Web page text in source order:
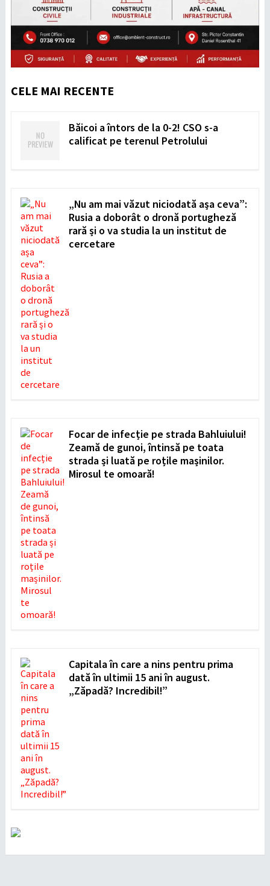
CELE MAI RECENTE
Băicoi a întors de la 0-2! CSO s-a
calificat pe terenul Petrolului
„Nu am mai văzut niciodată așa ceva”:
Rusia a doborât o dronă portugheză
rară și o va studia la un institut de
cercetare
Focar de infecție pe strada Bahluiului!
Zeamă de gunoi, întinsă pe toata
strada și luată pe roțile mașinilor.
Mirosul te omoară!
Capitala în care a nins pentru prima
dată în ultimii 15 ani în august.
„Zăpadă? Incredibil!”